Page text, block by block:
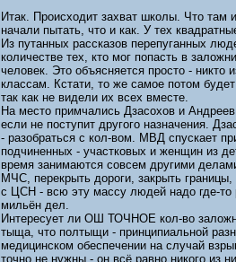
Итак. Происходит захват школы. Что там
начали пытать, что и как. У тех
Из путанных рассказов перепуганных
количестве тех, кто мог попасть в
человек. Это объясняется просто -
классам. Кстати, то же самое потом
так как не видели их всех вместе.
На место примчались Дзасохов и
если не поступит другого назначения.
- разобраться с кол-вом. МВД спускает
подчиненных - участковых и женщин из
время занимаются совсем другими
МЧС, перекрыть дороги, закрыть
с ЦСН - всю эту массу людей надо где-то
мильён дел.
Интересует ли ОШ ТОЧНОЕ кол-во
тыща, что полтыщи - принципиальной
медицинском обеспечении на случай
точно не нужны - он всё равно никого из